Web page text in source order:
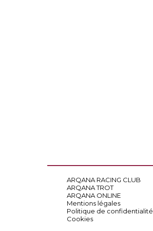
ARQANA RACING CLUB
ARQANA TROT
ARQANA ONLINE
Mentions légales
Politique de confidentialité
Cookies